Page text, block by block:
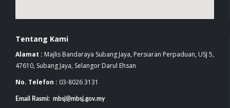
Tentang Kami
Alamat : Majlis Bandaraya Subang Jaya, Persiaran Perpaduan, USJ 5,
47610, Subang Jaya, Selangor Darul Ehsan
No. Telefon : 03-8026 3131
Email Rasmi: mbsj@mbsj.gov.my